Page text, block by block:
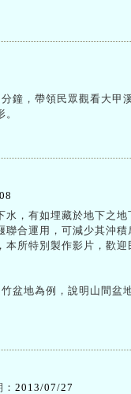
鐘，帶領民眾觀看大甲
，有如埋藏於地下之地
合運用，可減少其沖積
所特別製作影片，歡迎
盆地為例，說明山間盆
2013/07/27